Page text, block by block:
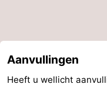
Aanvullingen
Heeft u wellicht